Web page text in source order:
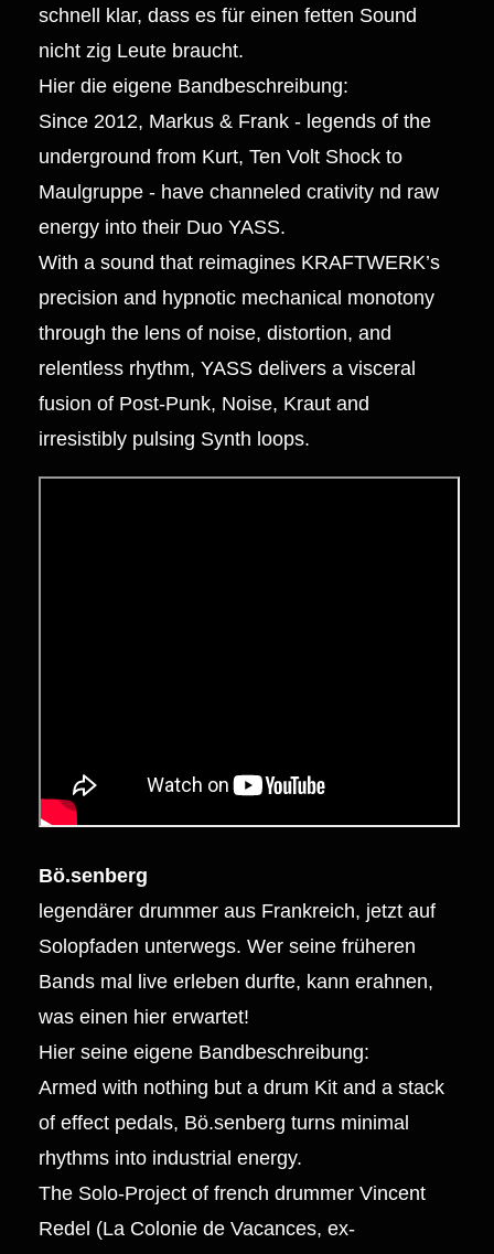
schnell klar, dass es für einen fetten Sound
nicht zig Leute braucht.
Hier die eigene Bandbeschreibung:
Since 2012, Markus & Frank - legends of the
underground from Kurt, Ten Volt Shock to
Maulgruppe - have channeled crativity nd raw
energy into their Duo YASS.
With a sound that reimagines KRAFTWERK’s
precision and hypnotic mechanical monotony
through the lens of noise, distortion, and
relentless rhythm, YASS delivers a visceral
fusion of Post-Punk, Noise, Kraut and
irresistibly pulsing Synth loops.
Bö.senberg
legendärer drummer aus Frankreich, jetzt auf
Solopfaden unterwegs. Wer seine früheren
Bands mal live erleben durfte, kann erahnen,
was einen hier erwartet!
Hier seine eigene Bandbeschreibung:
Armed with nothing but a drum Kit and a stack
of effect pedals, Bö.senberg turns minimal
rhythms into industrial energy.
The Solo-Project of french drummer Vincent
Redel (La Colonie de Vacances, ex-